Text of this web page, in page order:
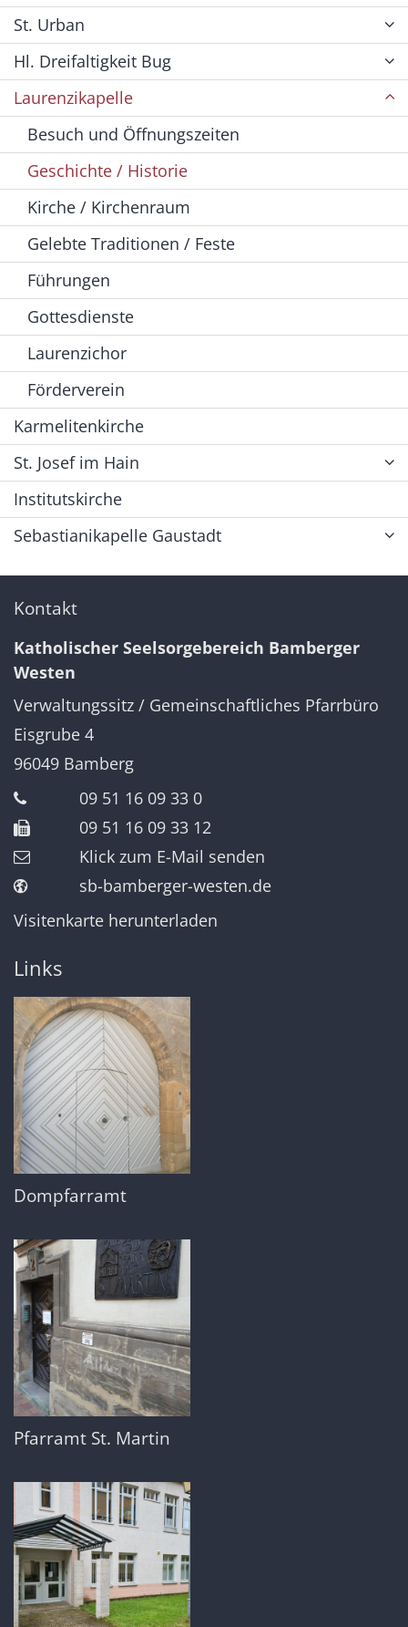
St. Urban
Hl. Dreifaltigkeit Bug
Laurenzikapelle
Besuch und Öffnungszeiten
Geschichte / Historie
Kirche / Kirchenraum
Gelebte Traditionen / Feste
Führungen
Gottesdienste
Laurenzichor
Förderverein
Karmelitenkirche
St. Josef im Hain
Institutskirche
Sebastianikapelle Gaustadt
Kontakt
Katholischer Seelsorgebereich Bamberger
Westen
Verwaltungssitz / Gemeinschaftliches Pfarrbüro
Eisgrube 4
96049 Bamberg
09 51 16 09 33 0
09 51 16 09 33 12
Klick zum E-Mail senden
sb-bamberger-westen.de
Visitenkarte herunterladen
Links
Dompfarramt
Pfarramt St. Martin